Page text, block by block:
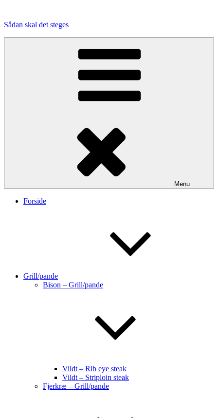
indhold
Sådan skal det steges
Menu
Forside
Grill/pande
Bison – Grill/pande
Vildt – Rib eye steak
Vildt – Striploin steak
Fjerkræ – Grill/pande